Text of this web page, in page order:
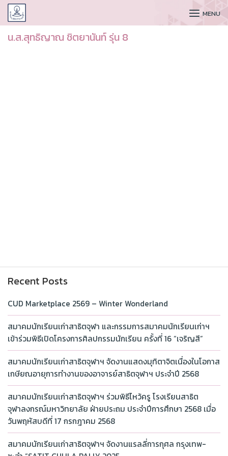
CUDAA MENU
น.ส.สุทธิญาณ ชิตยานันท์ รุ่น 8
Recent Posts
CUD Marketplace 2569 – Winter Wonderland
สมาคมนักเรียนเก่าสาธิตจุฬา และกรรมการสมาคมนักเรียนเก่าฯ
เข้าร่วมพิธีเปิดโครงการศิลปกรรมนักเรียน ครั้งที่ 16 “เจริญสี”
สมาคมนักเรียนเก่าสาธิตจุฬาฯ จัดงานแสดงมุทิตาจิตเนื่องในโอกาส
เกษียณอายุการทำงานของอาจารย์สาธิตจุฬาฯ ประจำปี 2568
สมาคมนักเรียนเก่าสาธิตจุฬาฯ ร่วมพิธีไหว้ครู โรงเรียนสาธิต
จุฬาลงกรณ์มหาวิทยาลัย ฝ่ายประถม ประจำปีการศึกษา 2568 เมื่อ
วันพฤหัสบดีที่ 17 กรกฎาคม 2568
สมาคมนักเรียนเก่าสาธิตจุฬาฯ จัดงานแรลลี่การกุศล กรุงเทพ-